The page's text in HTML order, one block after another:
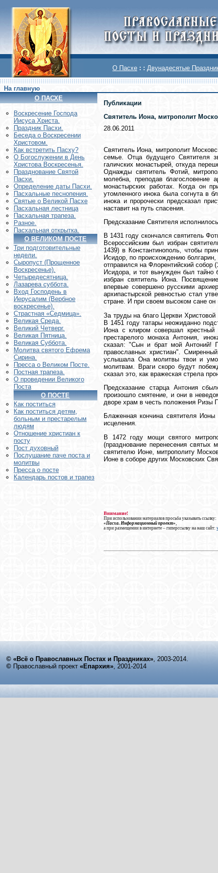
О Пасхе : : Двунадесятые
На главную
О ПАСХЕ
Воскреcение Господа
Иисуса Христа.
Праздник Пасхи.
Беседа о Воскресении
Христовом.
Как встретить Пасху?
О Богослужении в День
Христова Воскресенья.
Празднование Святой
Пасхи.
Определение даты Пасхи.
Пасхальные песнопения.
Святые о Великой Пасхе
Пасхальная лестница
Пасхальная трапеза.
Разное.
Пасхальная открытка.
О ВЕЛИКОМ ПОСТЕ
Три подготовительные
недели.
Сыропуст (Прощенное
Воскресенье).
Четыредесятница.
Лазарева суббота.
Вход Господень в
Иерусалим (Вербное
воскресенье).
Страстная «Седмица».
Великая Среда.
Великий Четверг.
Великая Пятница.
Великая Суббота.
Молитва святого Ефрема
Сирина.
Пресса о Великом Посте.
Постная трапеза.
О проведении Великого
Поста
О ПОСТЕ
Как поститься
Как поститься детям,
больным и престарелым
людям
Отношение христиан к
посту
Пост духовный
Послушание паче поста и
молитвы
Пресса о посте
Календарь постов и трапез
Публикации
Святитель Иона, митрополит
28.06.2011
Святитель Иона, митрополит
семье. Отца будущего Святителя
галичских монастырей, откуда
Однажды святитель Фотий,
молебна, преподав благословение
монастырских работах. Когда он
утомленного инока была согнута в
инока и пророчески предсказал
наставит на путь спасения.
Предсказание Святителя
В 1431 году скончался святитель
Всероссийским был избран
1439) в Константинополь, чтобы
Исидор, по происхождению
отправился на Флорентийский собор
Исидора, и тот вынужден был
избран святитель Иона.
впервые совершено русскими
архипастырской ревностью стал
стране. И при своем высоком сане
За труды на благо Церкви Христовой
В 1451 году татары неожиданно
Иона с клиром совершал
престарелого монаха Антония,
сказал: "Сын и брат мой Антоний!
православных христиан".
услышала Она молитвы твои и
молитвам. Враги скоро будут
сказал это, как вражеская стрела
Предсказание старца Антония
произошло смятение, и они в
дворе храм в честь положения Ризы
Блаженная кончина святителя
исцеления.
В 1472 году мощи святого
(празднование перенесения святых
святителю Ионе, митрополиту
Ионе в соборе других Московских
Внимание!
При использовании материалов просьба указывать ссылку:
«Пасха. Информационный проект»
а при размещении в интернете – гиперссылку на наш сайт:
© «Всё о Православных Постах и Праздниках», 2003-2014.
© Православный проект «Епархия», 2001-2014